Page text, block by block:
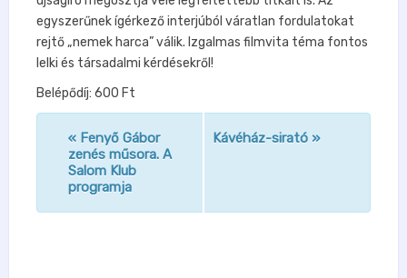
egyszerűnek ígérkező interjúból váratlan fordulatokat
rejtő „nemek harca” válik. Izgalmas filmvita téma fontos
lelki és társadalmi kérdésekről!
Belépődíj: 600 Ft
« Fenyő Gábor
zenés műsora. A
Salom Klub
programja
Kávéház-sirató »